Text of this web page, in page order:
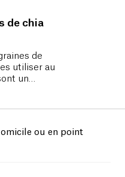
de chia
de
utiliser au
un
ou en point